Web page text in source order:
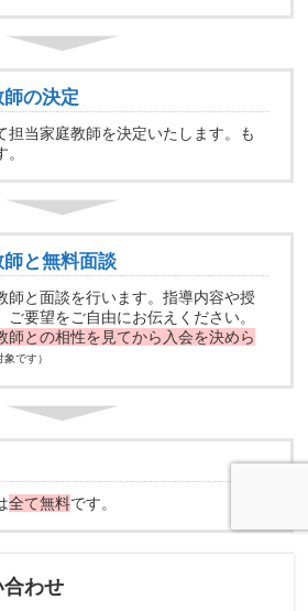
師の決定
担当家庭教師を決定いたします。も
。
師と無料面談
師と面談を行います。指導内容や授
要望をご自由にお伝えください。
師との相性を見てから入会を決めら
です）
全て無料です。
わせ